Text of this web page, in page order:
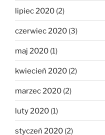
lipiec 2020 (2)
czerwiec 2020 (3)
maj 2020 (1)
kwiecień 2020 (2)
marzec 2020 (2)
luty 2020 (1)
styczeń 2020 (2)